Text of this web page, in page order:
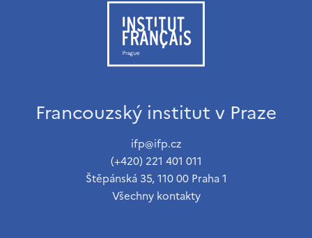
Francouzský institut v Praze
ifp@ifp.cz
(+420) 221 401 011
Štěpánská 35, 110 00 Praha 1
Všechny kontakty